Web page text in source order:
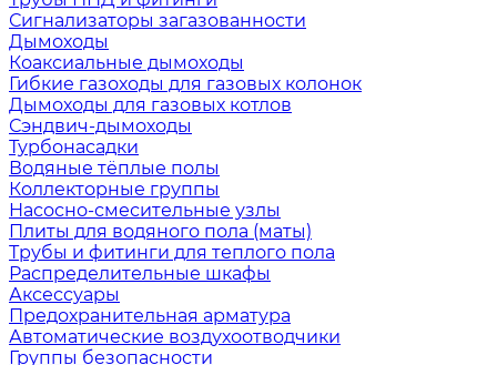
Сигнализаторы загазованности
Дымоходы
Коаксиальные дымоходы
Гибкие газоходы для газовых колонок
Дымоходы для газовых котлов
Сэндвич-дымоходы
Турбонасадки
Водяные тёплые полы
Коллекторные группы
Насосно-смесительные узлы
Плиты для водяного пола (маты)
Трубы и фитинги для теплого пола
Распределительные шкафы
Аксессуары
Предохранительная арматура
Автоматические воздухоотводчики
Группы безопасности